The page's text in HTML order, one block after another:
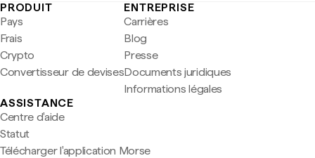
PRODUIT
Pays
Frais
Crypto
Convertisseur de devises
ENTREPRISE
Carrières
Blog
Presse
Documents juridiques
Informations légales
ASSISTANCE
Centre d'aide
Statut
Télécharger l'application Morse